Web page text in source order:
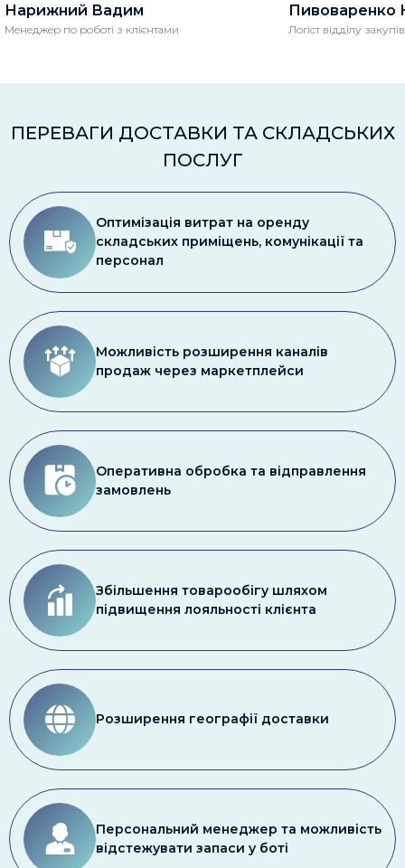
Нарижний Вадим
Менеджер по роботі з клієнтами
Пивоваренко
Логіст відділу
ПЕРЕВАГИ ДОСТАВКИ ТА СКЛАДСЬКИХ
ПОСЛУГ
Оптимізація витрат на оренду
складських приміщень, комунікації та
персонал
Можливість розширення каналів
продаж через маркетплейси
Оперативна обробка та відправлення
замовлень
Збільшення товарообігу шляхом
підвищення лояльності клієнта
Розширення географії доставки
Персональний менеджер та можливість
відстежувати запаси у боті